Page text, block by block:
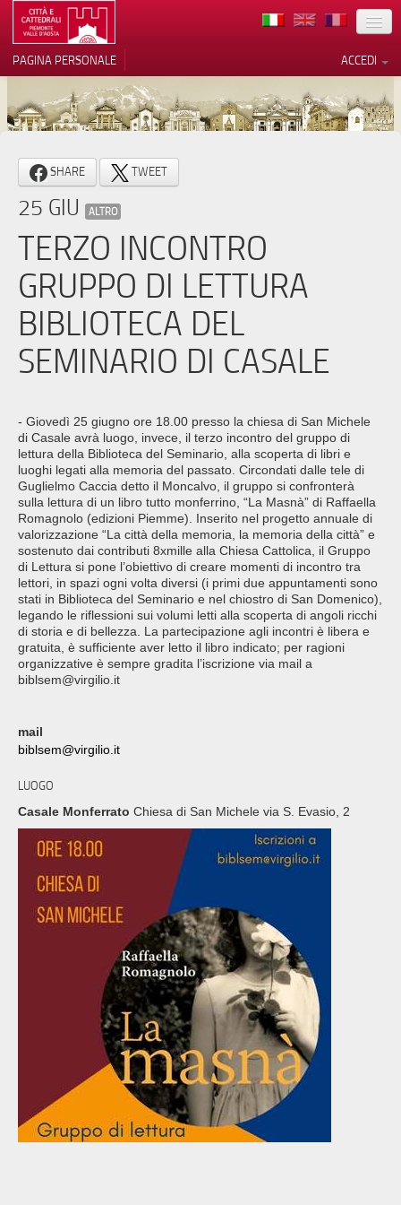
TERRITORIO
ARCHITETTURE
MUSEI
ITINERARI
EVENTI
CONTATTI
PRESS
ACCEDI
PAGINA PERSONALE
SHARE TWEET
25 GIU ALTRO
TERZO INCONTRO
GRUPPO DI LETTURA
BIBLIOTECA DEL
SEMINARIO DI CASALE
- Giovedì 25 giugno ore 18.00 presso la chiesa di San Michele
di Casale avrà luogo, invece, il terzo incontro del gruppo di
lettura della Biblioteca del Seminario, alla scoperta di libri e
luoghi legati alla memoria del passato. Circondati dalle tele di
Guglielmo Caccia detto il Moncalvo, il gruppo si confronterà
sulla lettura di un libro tutto monferrino, “La Masnà” di Raffaella
Romagnolo (edizioni Piemme). Inserito nel progetto annuale di
valorizzazione “La città della memoria, la memoria della città” e
sostenuto dai contributi 8xmille alla Chiesa Cattolica, il Gruppo
di Lettura si pone l’obiettivo di creare momenti di incontro tra
lettori, in spazi ogni volta diversi (i primi due appuntamenti sono
stati in Biblioteca del Seminario e nel chiostro di San Domenico),
legando le riflessioni sui volumi letti alla scoperta di angoli ricchi
di storia e di bellezza. La partecipazione agli incontri è libera e
gratuita, è sufficiente aver letto il libro indicato; per ragioni
organizzative è sempre gradita l’iscrizione via mail a
biblsem@virgilio.it
mail
biblsem@virgilio.it
LUOGO
Casale Monferrato Chiesa di San Michele via S. Evasio, 2
Informativa sulla raccolta
Le tue preferenze relative alla